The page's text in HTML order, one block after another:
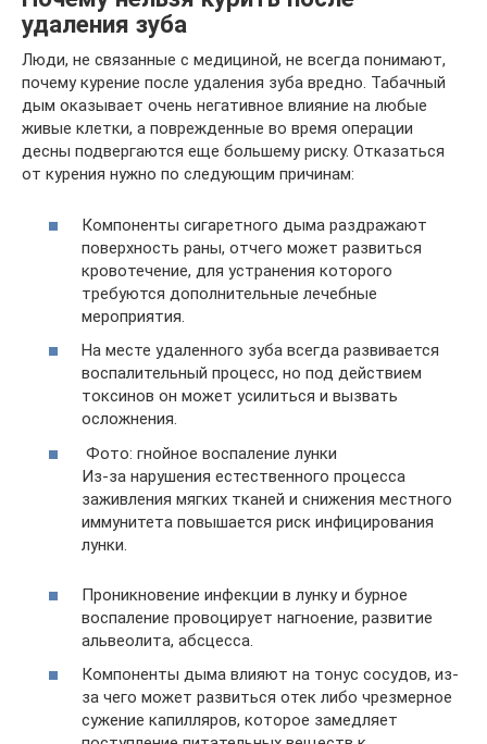
удаления зуба
Люди, не связанные с медициной, не всегда понимают,
почему курение после удаления зуба вредно. Табачный
дым оказывает очень негативное влияние на любые
живые клетки, а поврежденные во время операции
десны подвергаются еще большему риску. Отказаться
от курения нужно по следующим причинам:
Компоненты сигаретного дыма раздражают
поверхность раны, отчего может развиться
кровотечение, для устранения которого
требуются дополнительные лечебные
мероприятия.
На месте удаленного зуба всегда развивается
воспалительный процесс, но под действием
токсинов он может усилиться и вызвать
осложнения.
Фото: гнойное воспаление лунки
Из-за нарушения естественного процесса
заживления мягких тканей и снижения местного
иммунитета повышается риск инфицирования
лунки.
Проникновение инфекции в лунку и бурное
воспаление провоцирует нагноение, развитие
альвеолита, абсцесса.
Компоненты дыма влияют на тонус сосудов, из-
за чего может развиться отек либо чрезмерное
сужение капилляров, которое замедляет